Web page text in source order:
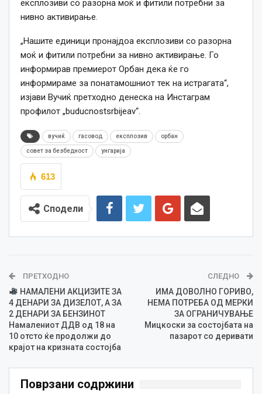
експлозиви со разорна моќ и фитили потребни за
нивно активирање.
„Нашите единици пронајдоа експлозиви со разорна
моќ и фитили потребни за нивно активирање. Го
информирав премиерот Орбан дека ќе го
информираме за понатамошниот тек на истрагата“,
изјави Вучиќ претходно денеска на Инстаграм
профилот „buducnostsrbijeav“.
вучиќ гасовод експлозив орбан
совет за безбедност унгарија
613
Сподели
ПРЕТХОДНО
НАМАЛЕНИ АКЦИЗИТЕ ЗА
4 ДЕНАРИ ЗА ДИЗЕЛОТ, А ЗА
2 ДЕНАРИ ЗА БЕНЗИНОТ
Намалениот ДДВ од 18 на
10 отсто ќе продолжи до
крајот на кризната состојба
СЛЕДНО
ИМА ДОВОЛНО ГОРИВО,
НЕМА ПОТРЕБА ОД МЕРКИ
ЗА ОГРАНИЧУВАЊЕ
Мицкоски за состојбата на
пазарот со деривати
Поврзани содржини